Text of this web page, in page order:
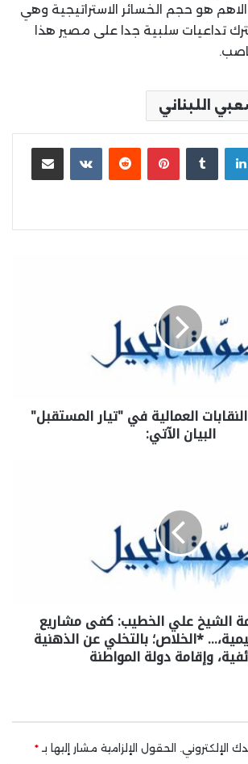
هو حجم الخسائر الاستراتيجية وهي
تداعيات سلبية جدا على مصير هذا
اللبناني
لينكدإن بينتيريست مشاركة عبر البريد
العمالية في "تيار المستقبل"
البيان الآتي:
الشيخ علي الخطيب: كفى مشاريع
*الخلاص؛ بالتخلي عن الذهنية
وإقامة دولة المواطنة
الإلكتروني. الحقول الإلزامية مشار إليها بـ *